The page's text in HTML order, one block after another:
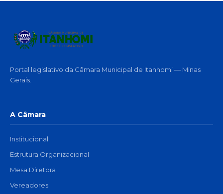
Portal legislativo da Câmara Municipal de Itanhomi — Minas
Gerais.
A Câmara
Institucional
Estrutura Organizacional
Mesa Diretora
Vereadores